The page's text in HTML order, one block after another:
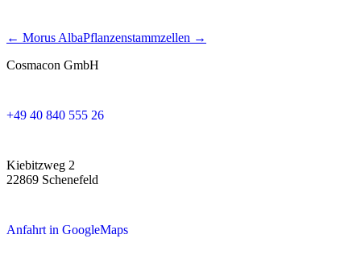
← Morus AlbaPflanzenstammzellen →
Cosmacon GmbH
+49 40 840 555 26
Kiebitzweg 2
22869 Schenefeld
Anfahrt in GoogleMaps